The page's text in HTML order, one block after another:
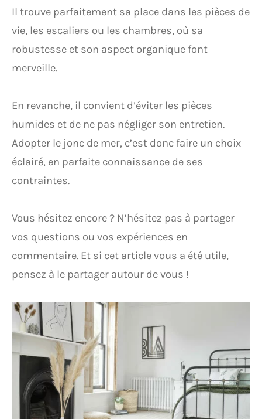
Il trouve parfaitement sa place dans les pièces de
vie, les escaliers ou les chambres, où sa
robustesse et son aspect organique font
merveille.
En revanche, il convient d’éviter les pièces
humides et de ne pas négliger son entretien.
Adopter le jonc de mer, c’est donc faire un choix
éclairé, en parfaite connaissance de ses
contraintes.
Vous hésitez encore ? N’hésitez pas à partager
vos questions ou vos expériences en
commentaire. Et si cet article vous a été utile,
pensez à le partager autour de vous !